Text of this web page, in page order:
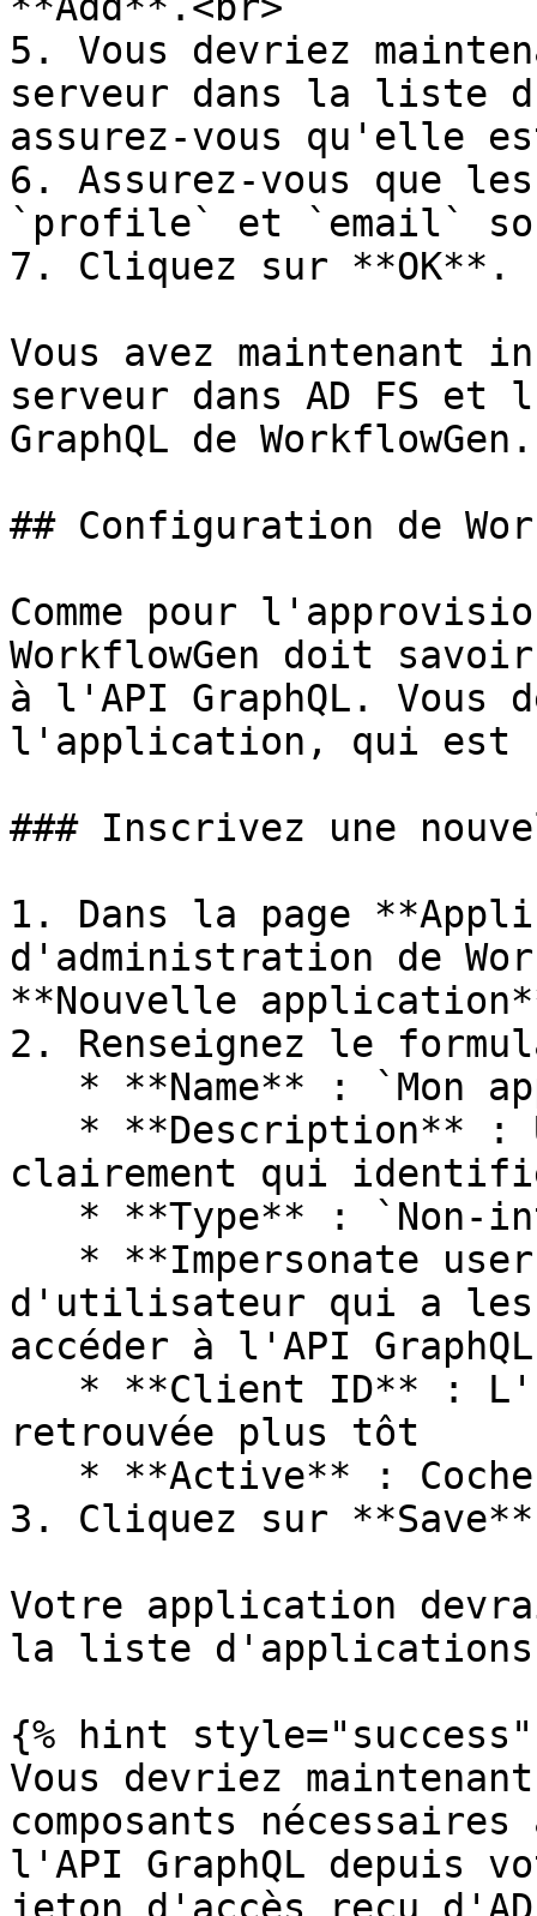
5. Vous devriez
serveur dans la liste
assurez-vous qu'elle
6. Assurez-vous que
`profile` et `email`
7. Cliquez sur **OK**.
Vous avez
serveur dans AD FS
GraphQL de WorkflowGen.
## Configuration de
Comme pour
WorkflowGen doit
à l'API GraphQL. Vous
l'application, qui est
### Inscrivez une
1. Dans la page
d'administration de
**Nouvelle
2. Renseignez le
clairement qui
d'utilisateur qui a les
accéder à l'API GraphQL
retrouvée plus tôt
3. Cliquez sur
Votre application
la liste
{% hint style="success"
Vous devriez
composants
l'API GraphQL depuis